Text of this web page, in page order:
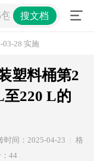
包装塑料桶第2部
搜文档
03-28 实施
塑料桶第2
至220 L的
时间：2025-04-23
格
44